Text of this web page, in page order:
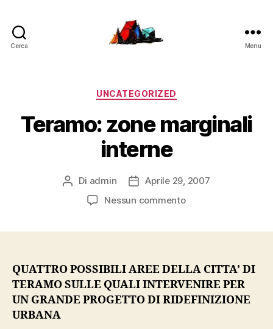
Cerca Menu
Categorie
UNCATEGORIZED
Teramo: zone marginali
interne
Autore
articolo
Di admin
DataAprile 29, 2007
Nessun commentosu
QUATTRO POSSIBILI AREE DELLA CITTA’ DI
TERAMO SULLE QUALI INTERVENIRE PER
UN GRANDE PROGETTO DI RIDEFINIZIONE
URBANA